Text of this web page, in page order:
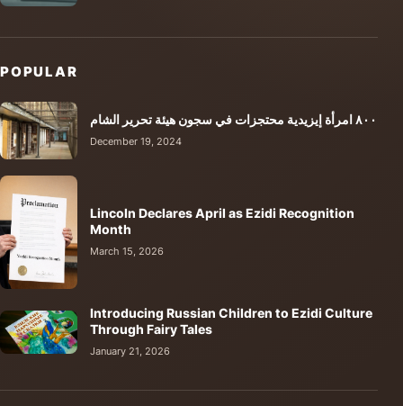
POPULAR
٨٠٠ امرأة إيزيدية محتجزات في سجون هيئة تحرير الشام
December 19, 2024
Lincoln Declares April as Ezidi Recognition
Month
March 15, 2026
Introducing Russian Children to Ezidi Culture
Through Fairy Tales
January 21, 2026